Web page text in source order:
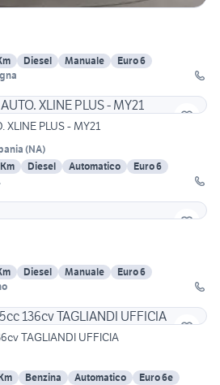
Diesel Manuale
Euro 6
XLINE PLUS - MY21
(NA)
Diesel Automatico
Euro 6
Diesel Manuale
Euro 6
TAGLIANDI UFFICIA
Benzina Automatico
Euro 6e